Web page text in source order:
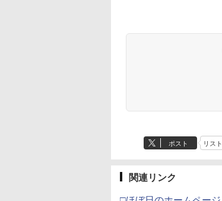
ポスト リスト
関連リンク